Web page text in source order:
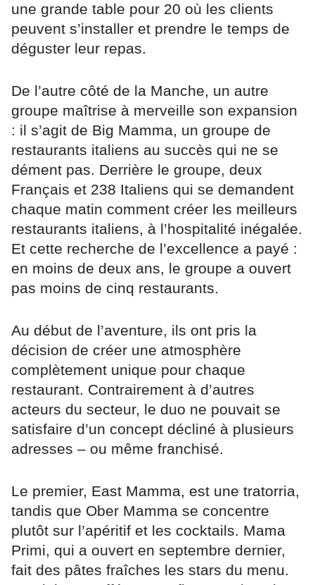
une grande table pour 20 où les clients
peuvent s’installer et prendre le temps de
déguster leur repas.
De l’autre côté de la Manche, un autre
groupe maîtrise à merveille son expansion
: il s’agit de Big Mamma, un groupe de
restaurants italiens au succès qui ne se
dément pas. Derrière le groupe, deux
Français et 238 Italiens qui se demandent
chaque matin comment créer les meilleurs
restaurants italiens, à l’hospitalité inégalée.
Et cette recherche de l’excellence a payé :
en moins de deux ans, le groupe a ouvert
pas moins de cinq restaurants.
Au début de l’aventure, ils ont pris la
décision de créer une atmosphère
complètement unique pour chaque
restaurant. Contrairement à d’autres
acteurs du secteur, le duo ne pouvait se
satisfaire d’un concept décliné à plusieurs
adresses – ou même franchisé.
Le premier, East Mamma, est une tratorria,
tandis que Ober Mamma se concentre
plutôt sur l’apéritif et les cocktails. Mama
Primi, qui a ouvert en septembre dernier,
fait des pâtes fraîches les stars du menu.